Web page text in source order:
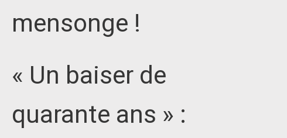
mensonge !
« Un baiser de
quarante ans » :